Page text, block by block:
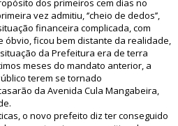
dos primeiros cem dias no
vez admitiu, ‘’cheio de dedos’’,
financeira complicada, com
óbvio, ficou bem distante da realidade,
da Prefeitura era de terra
meses do mandato anterior, a
terem se tornado
da Avenida Cula Mangabeira,
o novo prefeito diz ter conseguido